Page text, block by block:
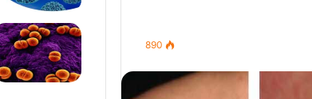
890